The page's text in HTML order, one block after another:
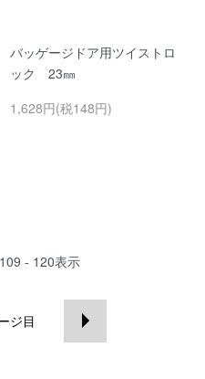
バッゲージドア用ツイストロ
ック 23㎜
1,628円(税148円)
109 - 120表示
ジ目